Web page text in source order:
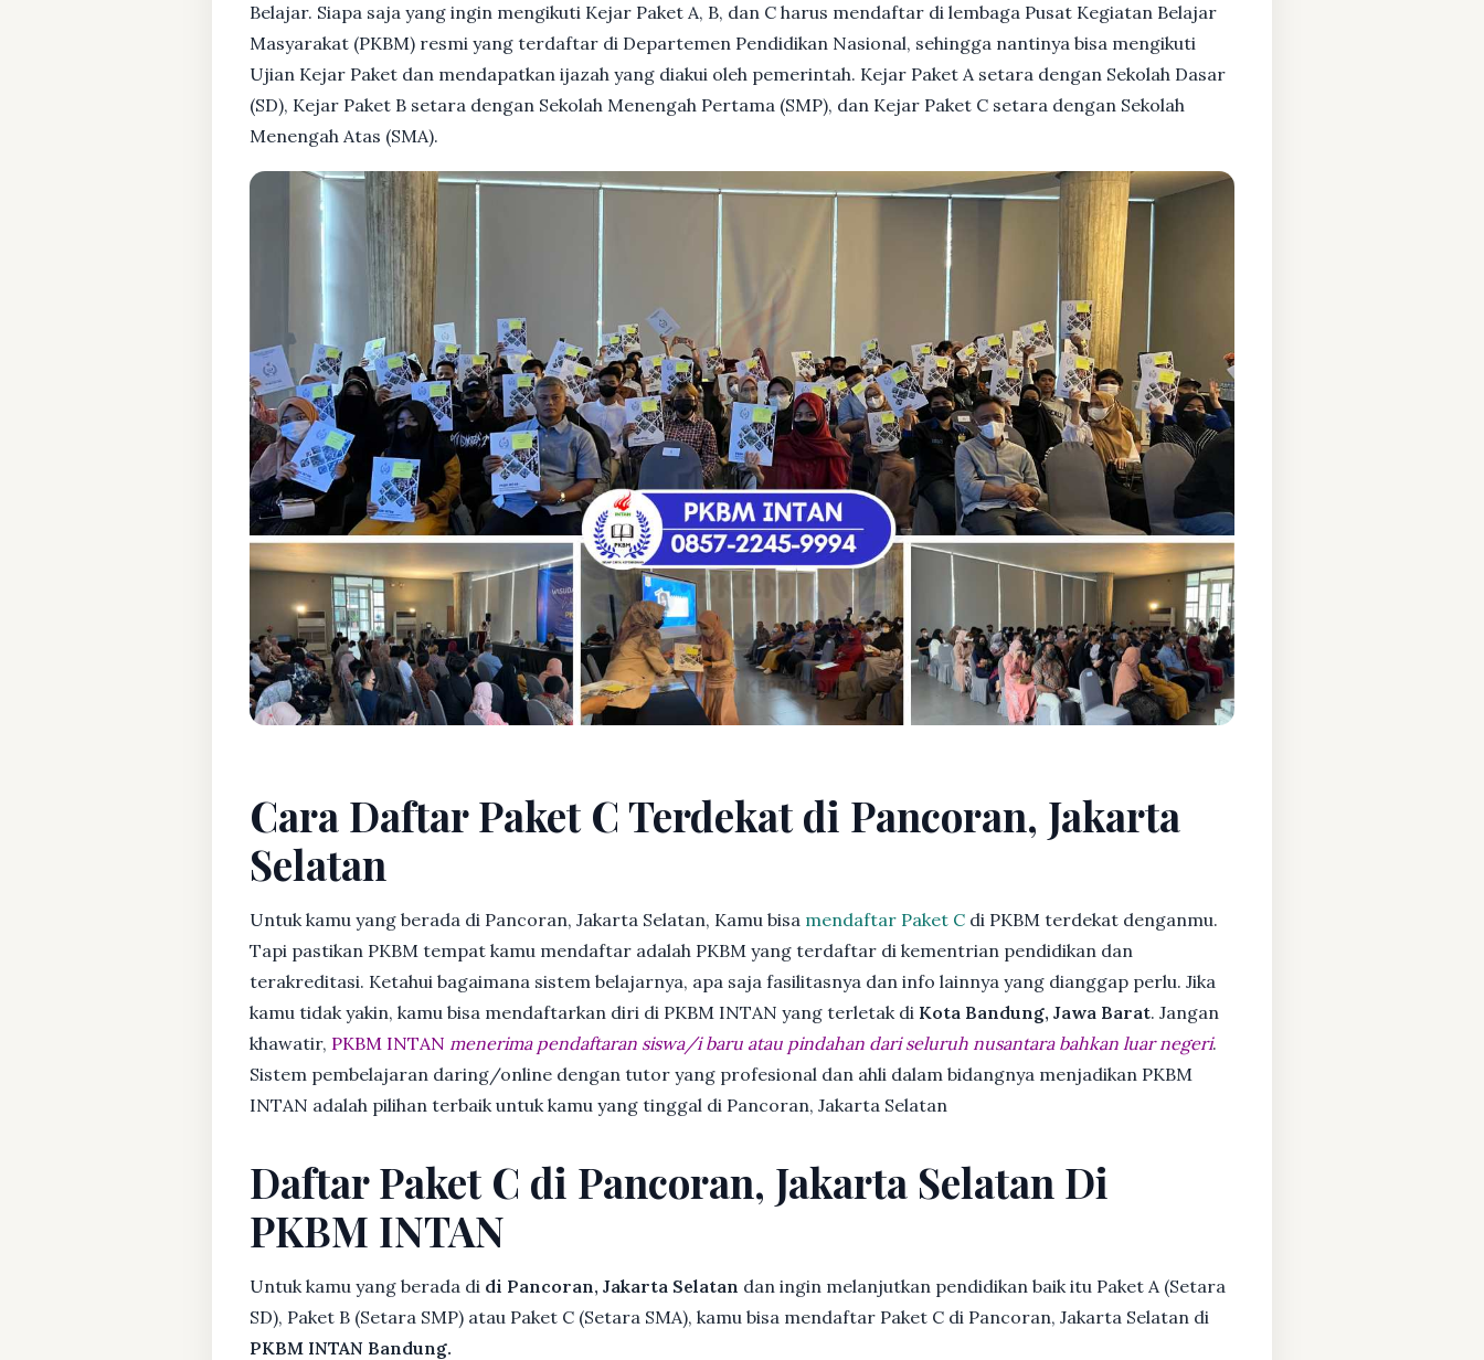
Belajar. Siapa saja yang ingin mengikuti Kejar Paket A, B, dan C harus mendaftar di lembaga Pusat Kegiatan Belajar
Masyarakat (PKBM) resmi yang terdaftar di Departemen Pendidikan Nasional, sehingga nantinya bisa mengikuti
Ujian Kejar Paket dan mendapatkan ijazah yang diakui oleh pemerintah. Kejar Paket A setara dengan Sekolah Dasar
(SD), Kejar Paket B setara dengan Sekolah Menengah Pertama (SMP), dan Kejar Paket C setara dengan Sekolah
Menengah Atas (SMA).
Cara Daftar Paket C Terdekat di Pancoran, Jakarta
Selatan
Untuk kamu yang berada di Pancoran, Jakarta Selatan, Kamu bisa mendaftar Paket C di PKBM terdekat denganmu.
Tapi pastikan PKBM tempat kamu mendaftar adalah PKBM yang terdaftar di kementrian pendidikan dan
terakreditasi. Ketahui bagaimana sistem belajarnya, apa saja fasilitasnya dan info lainnya yang dianggap perlu. Jika
kamu tidak yakin, kamu bisa mendaftarkan diri di PKBM INTAN yang terletak di Kota Bandung, Jawa Barat. Jangan
khawatir, PKBM INTAN menerima pendaftaran siswa/i baru atau pindahan dari seluruh nusantara bahkan luar negeri.
Sistem pembelajaran daring/online dengan tutor yang profesional dan ahli dalam bidangnya menjadikan PKBM
INTAN adalah pilihan terbaik untuk kamu yang tinggal di Pancoran, Jakarta Selatan
Daftar Paket C di Pancoran, Jakarta Selatan Di
PKBM INTAN
Untuk kamu yang berada di di Pancoran, Jakarta Selatan dan ingin melanjutkan pendidikan baik itu Paket A (Setara
SD), Paket B (Setara SMP) atau Paket C (Setara SMA), kamu bisa mendaftar Paket C di Pancoran, Jakarta Selatan di
PKBM INTAN Bandung.